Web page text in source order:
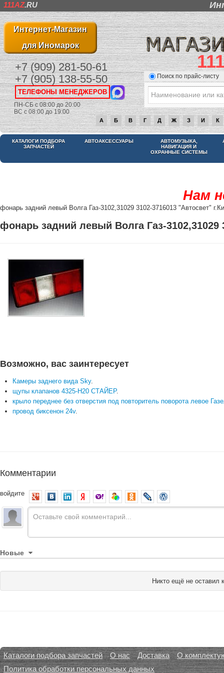
111AZ.RU
Интернет-Магазин
для Иномарок
+7 (909) 281-50-61
+7 (905) 138-55-50
ТЕЛЕФОНЫ МЕНЕДЖЕРОВ
ПН-СБ с 08:00 до 20:00
ВС с 08:00 до 19:00
Поиск по прайс-листу
А Б В Г Д Ж З И К
КАТАЛОГИ ПОДБОРА
ЗАПЧАСТЕЙ
АВТОАКСЕССУАРЫ
АВТОМУЗЫКА,
НАВИГАЦИЯ И
ОХРАННЫЕ СИСТЕМЫ
Нам
фонарь задний левый Волга Газ-3102,31029 3102-3716013 "Автосвет"
фонарь задний левый Волга Газ-3102,31029
Возможно, вас заинтересует
Камеры заднего вида Sky.
щупы клапанов 4325-Н20 СТАЙЕР.
крыло переднее без отверстия под повторитель поворота левое
провод биксенон 24v.
Комментарии
войдите
Новые
Никто ещё не оставил
Каталоги подбора запчастей О нас Доставка
О
Политика обработки персональных данных